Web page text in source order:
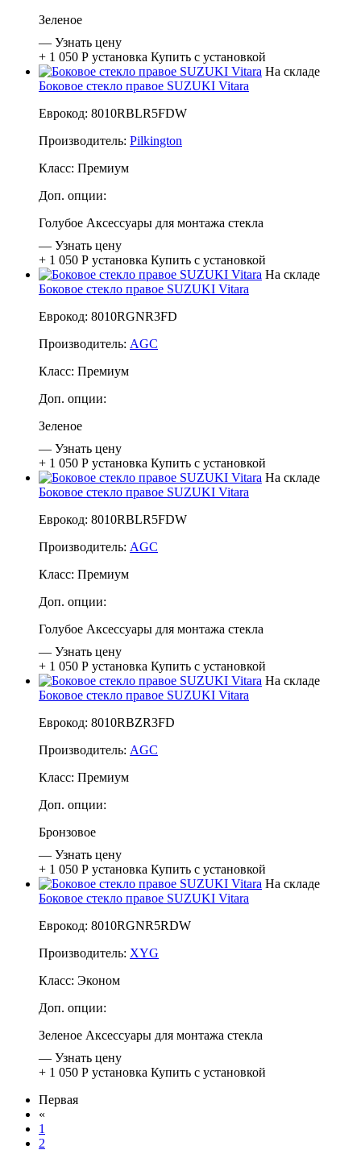
Зеленое
— Узнать цену
+ 1 050 Р установка Купить с установкой
На складе
Боковое стекло правое SUZUKI Vitara
Еврокод: 8010RBLR5FDW
Производитель: Pilkington
Класс: Премиум
Доп. опции:
Голубое Аксессуары для монтажа стекла
— Узнать цену
+ 1 050 Р установка Купить с установкой
На складе
Боковое стекло правое SUZUKI Vitara
Еврокод: 8010RGNR3FD
Производитель: AGC
Класс: Премиум
Доп. опции:
Зеленое
— Узнать цену
+ 1 050 Р установка Купить с установкой
На складе
Боковое стекло правое SUZUKI Vitara
Еврокод: 8010RBLR5FDW
Производитель: AGC
Класс: Премиум
Доп. опции:
Голубое Аксессуары для монтажа стекла
— Узнать цену
+ 1 050 Р установка Купить с установкой
На складе
Боковое стекло правое SUZUKI Vitara
Еврокод: 8010RBZR3FD
Производитель: AGC
Класс: Премиум
Доп. опции:
Бронзовое
— Узнать цену
+ 1 050 Р установка Купить с установкой
На складе
Боковое стекло правое SUZUKI Vitara
Еврокод: 8010RGNR5RDW
Производитель: XYG
Класс: Эконом
Доп. опции:
Зеленое Аксессуары для монтажа стекла
— Узнать цену
+ 1 050 Р установка Купить с установкой
Первая
«
1
2